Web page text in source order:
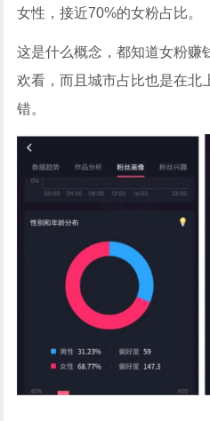
女性，接近70%的女粉占比。
这是什么概念，都知道女粉赚
欢看，而且城市占比也是在北
错。